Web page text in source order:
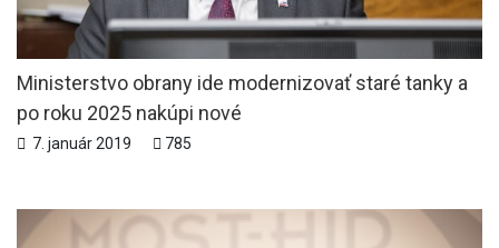
Ministerstvo obrany ide modernizovať staré tanky a
po roku 2025 nakúpi nové
7. január 2019 785